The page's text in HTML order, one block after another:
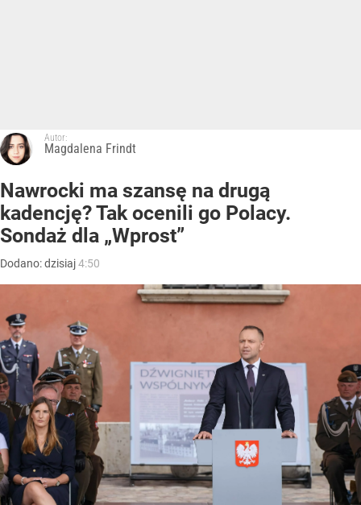
Autor:
Magdalena Frindt
Nawrocki ma szansę na drugą
kadencję? Tak ocenili go Polacy.
Sondaż dla „Wprost”
Dodano:dzisiaj4:50